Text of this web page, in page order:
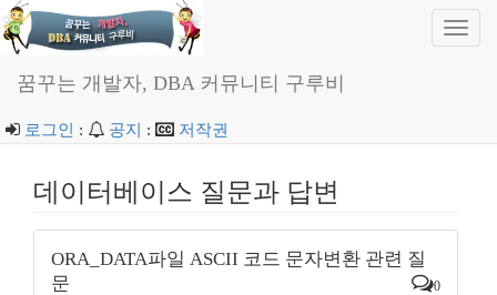
꿈꾸는 개발자, DBA 커뮤니티 구루비
로그인 : 공지 : 저작권
데이터베이스 질문과 답변
ORA_DATA파일 ASCII 코드 문자변환 관련 질
문
0